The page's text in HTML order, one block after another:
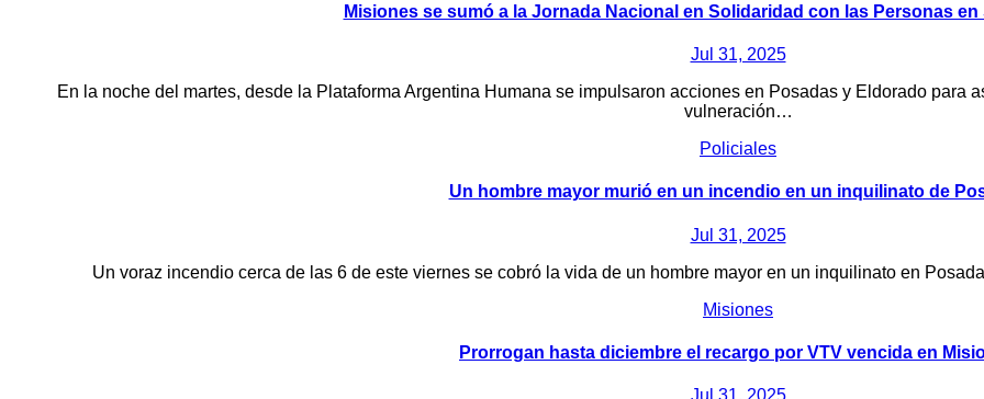
Misiones se sumó a la Jornada Nacional en Solidaridad con las Personas
Jul 31, 2025
En la noche del martes, desde la Plataforma Argentina Humana se impulsaron acciones en Posadas y Eldorado para
vulneración…
Policiales
Un hombre mayor murió en un incendio en un inquilinato de
Jul 31, 2025
Un voraz incendio cerca de las 6 de este viernes se cobró la vida de un hombre mayor en un inquilinato en
Misiones
Prorrogan hasta diciembre el recargo por VTV vencida en